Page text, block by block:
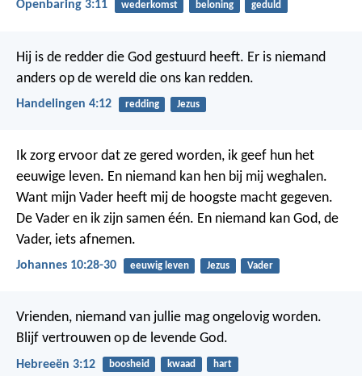
Openbaring 3:11 wederkomst beloning geduld
Hij is de redder die God gestuurd heeft. Er is niemand
anders op de wereld die ons kan redden.
Handelingen 4:12 redding Jezus
Ik zorg ervoor dat ze gered worden, ik geef hun het
eeuwige leven. En niemand kan hen bij mij weghalen.
Want mijn Vader heeft mij de hoogste macht gegeven.
De Vader en ik zijn samen één. En niemand kan God, de
Vader, iets afnemen.
Johannes 10:28-30 eeuwig leven Jezus Vader
Vrienden, niemand van jullie mag ongelovig worden.
Blijf vertrouwen op de levende God.
Hebreeën 3:12 boosheid kwaad hart